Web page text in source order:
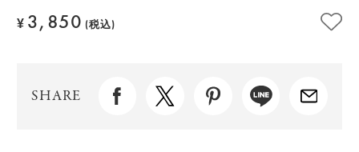
¥ 3,850 (税込)
SHARE